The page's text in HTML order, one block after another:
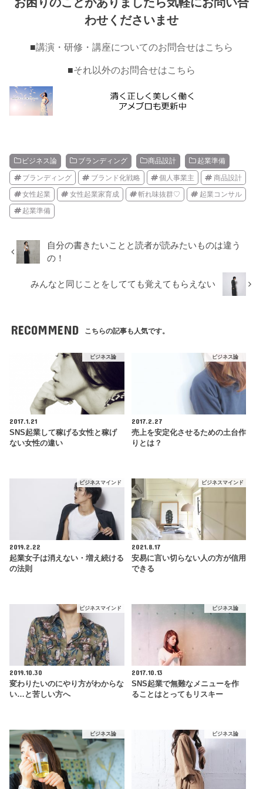
わせくださいませ
■講演・研修・講座についてのお問合せはこちら
■それ以外のお問合せはこちら
ビジネス論 ブランディング 商品設計 起業準備
ブランディング ブランド化戦略 個人事業主 商品設計
女性起業 女性起業家育成 斬れ味抜群♡ 起業コンサル
起業準備
自分の書きたいことと読者が読みたいものは違う
の！
みんなと同じことをしてても覚えてもらえない
RECOMMEND こちらの記事も人気です。
ビジネス論
2017.1.21
SNS起業して稼げる女性と稼げ
ない女性の違い
ビジネス論
2017.2.27
売上を安定化させるための土台作
りとは？
ビジネスマインド
2019.2.22
起業女子は消えない・増え続ける
の法則
ビジネスマインド
2021.8.17
安易に言い切らない人の方が信用
できる
ビジネスマインド
2019.10.30
変わりたいのにやり方がわからな
い…と苦しい方へ
ビジネス論
2017.10.13
SNS起業で無難なメニューを作
ることはとってもリスキー
ビジネス論 ビジネス論